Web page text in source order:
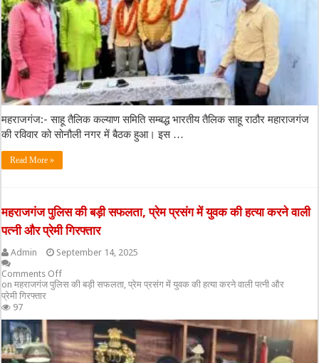
महराजगंज:- साहू तैलिक कल्याण समिति सम्बद्ध भारतीय तैलिक साहू राठौर महाराजगंज
की रविवार को सोनौली नगर में बैठक हुआ। इस …
Read More »
महराजगंज पुलिस की बड़ी सफलता, प्रेम प्रसंग में युवक की हत्या करने वाली
पत्नी और प्रेमी गिरफ्तार
Admin
September 14, 2025
Comments Off
on महराजगंज पुलिस की बड़ी सफलता, प्रेम प्रसंग में युवक की हत्या करने वाली पत्नी और
प्रेमी गिरफ्तार
97